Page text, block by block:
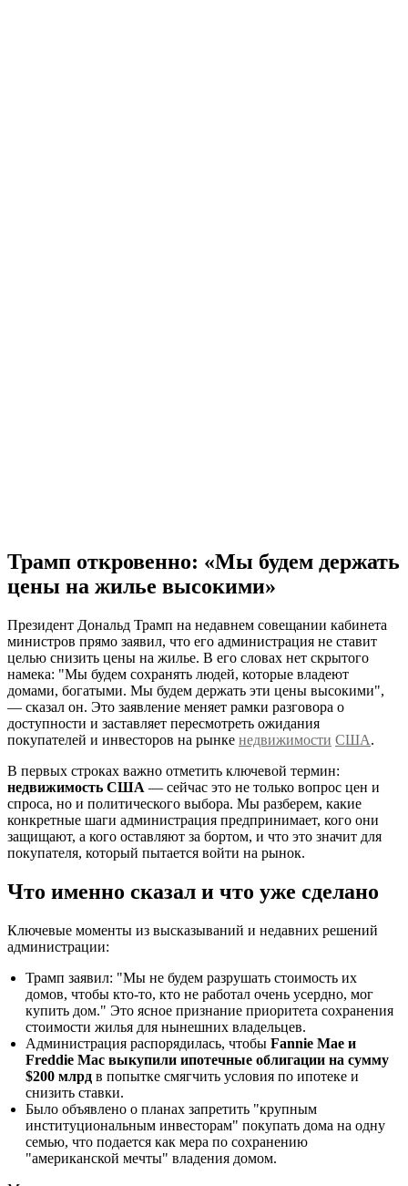
Трамп откровенно: «Мы будем держать
цены на жилье высокими»
Президент Дональд Трамп на недавнем совещании кабинета
министров прямо заявил, что его администрация не ставит
целью снизить цены на жилье. В его словах нет скрытого
намека: "Мы будем сохранять людей, которые владеют
домами, богатыми. Мы будем держать эти цены высокими",
— сказал он. Это заявление меняет рамки разговора о
доступности и заставляет пересмотреть ожидания
покупателей и инвесторов на рынке недвижимости США.
В первых строках важно отметить ключевой термин:
недвижимость США — сейчас это не только вопрос цен и
спроса, но и политического выбора. Мы разберем, какие
конкретные шаги администрация предпринимает, кого они
защищают, а кого оставляют за бортом, и что это значит для
покупателя, который пытается войти на рынок.
Что именно сказал и что уже сделано
Ключевые моменты из высказываний и недавних решений
администрации:
Трамп заявил: "Мы не будем разрушать стоимость их
домов, чтобы кто-то, кто не работал очень усердно, мог
купить дом." Это ясное признание приоритета сохранения
стоимости жилья для нынешних владельцев.
Администрация распорядилась, чтобы Fannie Mae и
Freddie Mac выкупили ипотечные облигации на сумму
$200 млрд в попытке смягчить условия по ипотеке и
снизить ставки.
Было объявлено о планах запретить "крупным
институциональным инвесторам" покупать дома на одну
семью, что подается как мера по сохранению
"американской мечты" владения домом.